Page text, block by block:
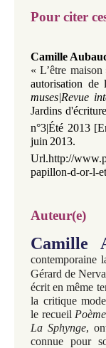
Pour citer
Camille
« L’être maison
autorisation de
muses|Revue
Jardins
n°3|Été 2013
juin 2013.
Url.http://
papillon-d-or-l-
Auteur(e)
Camille
contemporaine
Gérard de
écrit en même
la critique
le recueil
La Sphynge,
connue pour